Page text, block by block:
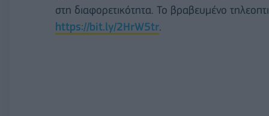
στη διαφορετικότητα. To βραβευμένο
https://bit.ly/2HrW5tr.